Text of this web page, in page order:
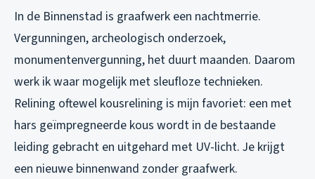
In de Binnenstad is graafwerk een nachtmerrie.
Vergunningen, archeologisch onderzoek,
monumentenvergunning, het duurt maanden. Daarom
werk ik waar mogelijk met sleufloze technieken.
Relining oftewel kousrelining is mijn favoriet: een met
hars geïmpregneerde kous wordt in de bestaande
leiding gebracht en uitgehard met UV-licht. Je krijgt
een nieuwe binnenwand zonder graafwerk.